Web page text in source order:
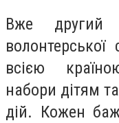
Вже другий
всією
набори дітям
дій. Кожен